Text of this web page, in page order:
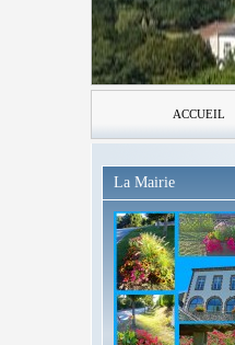
ACCUEIL
La Mairie